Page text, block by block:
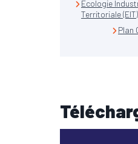
Ecologie
Territoriale (EIT)
Plan